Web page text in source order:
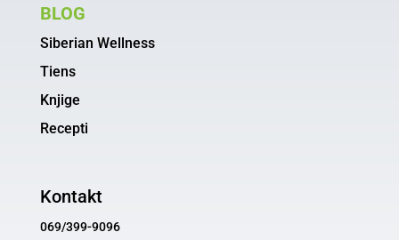
BLOG
Siberian Wellness
Tiens
Knjige
Recepti
Kontakt
069/399-9096